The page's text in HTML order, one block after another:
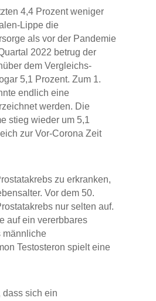
4,4 Prozent weniger
Lippe die
als vor der Pandemie
2022 betrug der
dem Vergleichs-
5,1 Prozent. Zum 1.
endlich eine
werden. Die
stieg wieder um 5,1
zur Vor-Corona Zeit
zu erkranken,
Vor dem 50.
nur selten auf.
auf ein vererbbares
männliche
Testosteron spielt eine
dass sich ein